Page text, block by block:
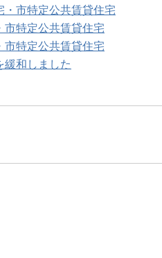
・市特定公共賃貸住宅
市特定公共賃貸住宅
市特定公共賃貸住宅
緩和しました